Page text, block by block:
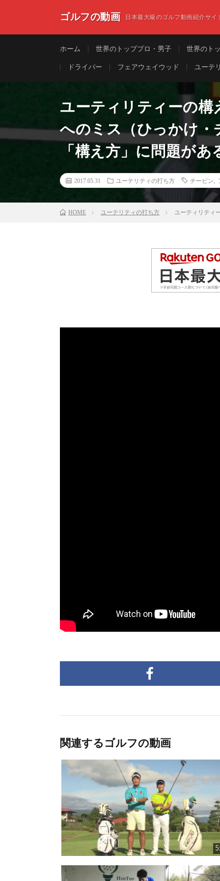
ゴルフの動画 日本最大級のゴルフ動画紹介サイ
ホーム 世界のトッププロ・男子 世界のト
ドライバー フェアウェイウッド ユーテ
ユーティリティーの構
へのミス（ひっかけ・
「構え方」に問題があ
2017.05.31 ユーテリティの打ち方 チーピン
HOME ユーテリティの打ち方 ユーティリティ
関連するゴルフの動画